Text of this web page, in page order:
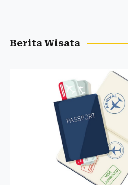
Berita Wisata